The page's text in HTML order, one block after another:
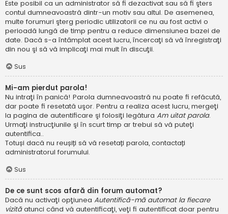
Este posibil ca un administrator să fi dezactivat sau să fi şters
contul dumneavoastră dintr-un motiv sau altul. De asemenea,
multe forumuri şterg periodic utilizatorii ce nu au fost activi o
perioadă lungă de timp pentru a reduce dimensiunea bazei de
date. Dacă s-a întâmplat acest lucru, încercaţi să vă înregistraţi
din nou şi să vă implicaţi mai mult în discuţii.
Sus
Mi-am pierdut parola!
Nu intraţi în panică! Parola dumneavoastră nu poate fi refăcută,
dar poate fi resetată uşor. Pentru a realiza acest lucru, mergeţi
la pagina de autentificare şi folosiţi legătura Am uitat parola.
Urmaţi instrucţiunile şi în scurt timp ar trebui să vă puteţi
autentifica..
Totuși dacă nu reușiți să vă resetați parola, contactați
administratorul forumului.
Sus
De ce sunt scos afară din forum automat?
Dacă nu activaţi opţiunea Autentifică-mă automat la fiecare
vizităatunci când vă autentificaţi, veţi fi autentificat doar pentru